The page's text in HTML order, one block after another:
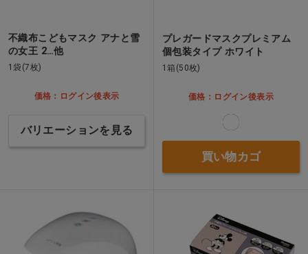
不織布こどもマスク アナと雪
の女王 2…他
1袋(7枚)
価格：ログイン後表示
バリエーションを見る
プレガードマスクプレミアム
個包装タイプ ホワイト
1箱(50枚)
価格：ログイン後表示
買い物カゴ